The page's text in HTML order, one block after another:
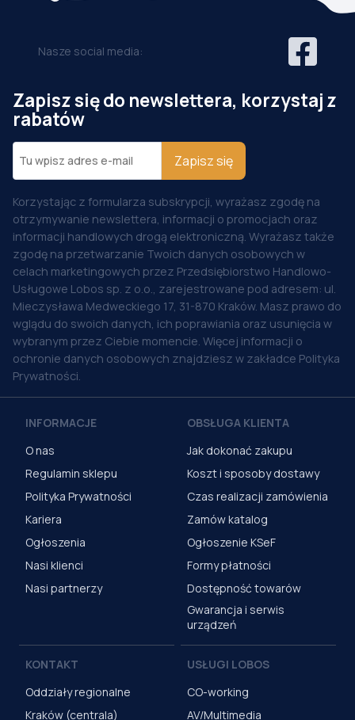
Nasze social media:
Zapisz się do newslettera, korzystaj z
rabatów
Zapisz się
Korzystając z formularza subskrypcji, wyrażasz zgodę na
otrzymywanie newslettera, informacji o promocjach oraz
informacji handlowych drogą elektroniczną. Wyrażasz także
zgodę na przetwarzanie Twoich danych osobowych w
celach marketingowych przez Przedsiębiorstwo Handlowo-
Usługowe Lobos sp. z o.o., zarejestrowane pod adresem: ul.
Mieczysława Medweckiego 17, 31-870 Kraków. Masz prawo do
wglądu do swoich danych, ich poprawiania oraz usunięcia w
wybranym przez Ciebie momencie. Więcej informacji o
ochronie danych osobowych znajdziesz w zakładce Polityka
Prywatności.
INFORMACJE
O nas
Regulamin sklepu
Polityka Prywatności
Kariera
Ogłoszenia
Nasi klienci
Nasi partnerzy
OBSŁUGA KLIENTA
Jak dokonać zakupu
Koszt i sposoby dostawy
Czas realizacji zamówienia
Zamów katalog
Ogłoszenie KSeF
Formy płatności
Dostępność towarów
Gwarancja i serwis
urządzeń
KONTAKT
Oddziały regionalne
Kraków (centrala)
USŁUGI LOBOS
CO-working
AV/Multimedia